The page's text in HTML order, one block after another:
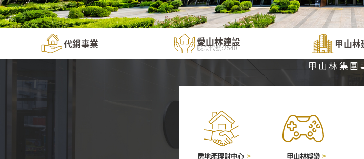
代銷事業 愛山林建設
股票代號:2540 甲山林
甲山林集團
房地產理財中心 甲山林娛樂